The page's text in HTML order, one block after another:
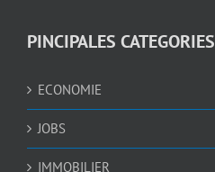
PINCIPALES CATEGORIES
ECONOMIE
JOBS
IMMOBILIER